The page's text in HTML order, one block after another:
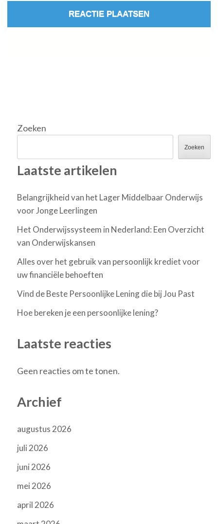
Zoeken
Zoeken
Laatste artikelen
Belangrijkheid van het Lager Middelbaar Onderwijs
voor Jonge Leerlingen
Het Onderwijssysteem in Nederland: Een Overzicht
van Onderwijskansen
Alles over het gebruik van persoonlijk krediet voor
uw financiële behoeften
Vind de Beste Persoonlijke Lening die bij Jou Past
Hoe bereken je een persoonlijke lening?
Laatste reacties
Geen reacties om te tonen.
Archief
augustus 2026
juli 2026
juni 2026
mei 2026
april 2026